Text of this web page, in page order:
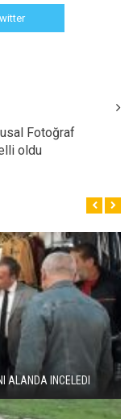
Fotoğraf
oldu
ALANDA INCELEDI